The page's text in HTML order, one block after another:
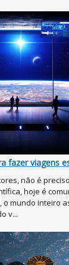
fazer viagens
não é
hoje é
o mundo inteiro
v...